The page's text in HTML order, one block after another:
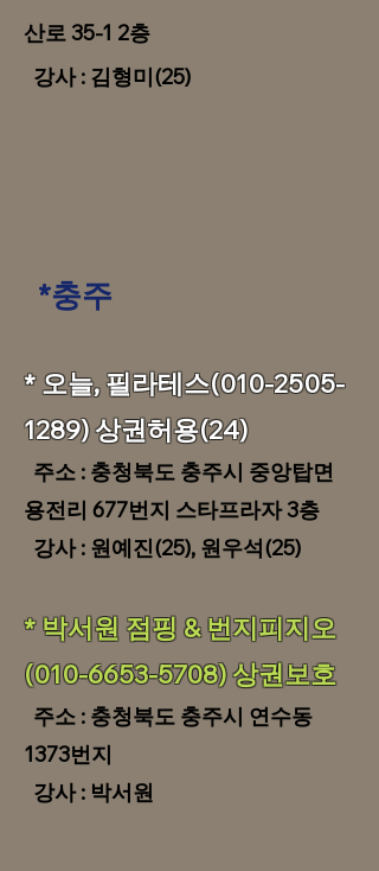
산로 35-1 2층
​ 강사 : 김형미(25)
*충주
​​* 오늘, 필라테스(010-2505-
1289) 상권허용(24)
​주소 : 충청북도 충주시 중앙탑면
용전리 677번지 스타프라자 3층
​ 강사 : 원예진(25), 원우석(25)
​​* 박서원 점핑 & 번지피지오
(010-6653-5708) 상권보호
​주소 : 충청북도 충주시 연수동
1373번지
​ 강사 : 박서원